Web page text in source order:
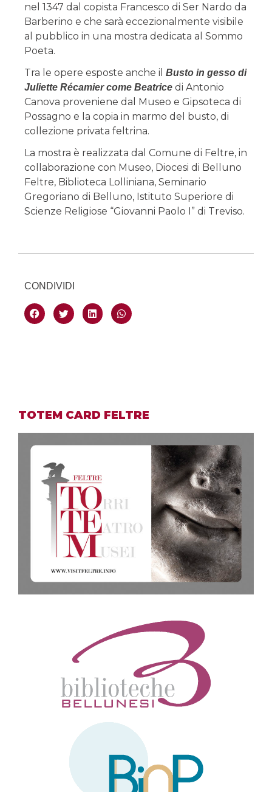
nel 1347 dal copista Francesco di Ser Nardo da
Barberino e che sarà eccezionalmente visibile
al pubblico in una mostra dedicata al Sommo
Poeta.
Tra le opere esposte anche il Busto in gesso di
Juliette Récamier come Beatrice di Antonio
Canova proveniene dal Museo e Gipsoteca di
Possagno e la copia in marmo del busto, di
collezione privata feltrina.
La mostra è realizzata dal Comune di Feltre, in
collaborazione con Museo, Diocesi di Belluno
Feltre, Biblioteca Lolliniana, Seminario
Gregoriano di Belluno, Istituto Superiore di
Scienze Religiose “Giovanni Paolo I” di Treviso.
CONDIVIDI
TOTEM CARD FELTRE